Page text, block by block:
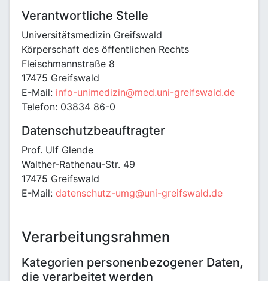
Verantwortliche Stelle
Universitätsmedizin Greifswald
Körperschaft des öffentlichen Rechts
Fleischmannstraße 8
17475 Greifswald
E-Mail: info-unimedizin@med.uni-greifswald.de
Telefon: 03834 86-0
Datenschutzbeauftragter
Prof. Ulf Glende
Walther-Rathenau-Str. 49
17475 Greifswald
E-Mail: datenschutz-umg@uni-greifswald.de
Verarbeitungsrahmen
Kategorien personenbezogener Daten,
die verarbeitet werden